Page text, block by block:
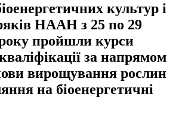
культур і
НААН з 25 по 29
пройшли курси
за напрямом
вирощування рослин
на біоенергетичні